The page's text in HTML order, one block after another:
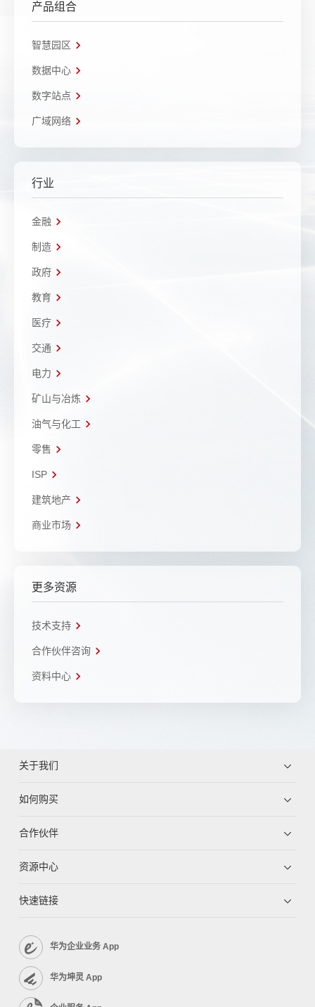
产品组合
智慧园区
数据中心
数字站点
广域网络
行业
金融
制造
政府
教育
医疗
交通
电力
矿山与冶炼
油气与化工
零售
ISP
建筑地产
商业市场
更多资源
技术支持
合作伙伴咨询
资料中心
关于我们
如何购买
合作伙伴
资源中心
快速链接
华为企业业务 App
华为坤灵 App